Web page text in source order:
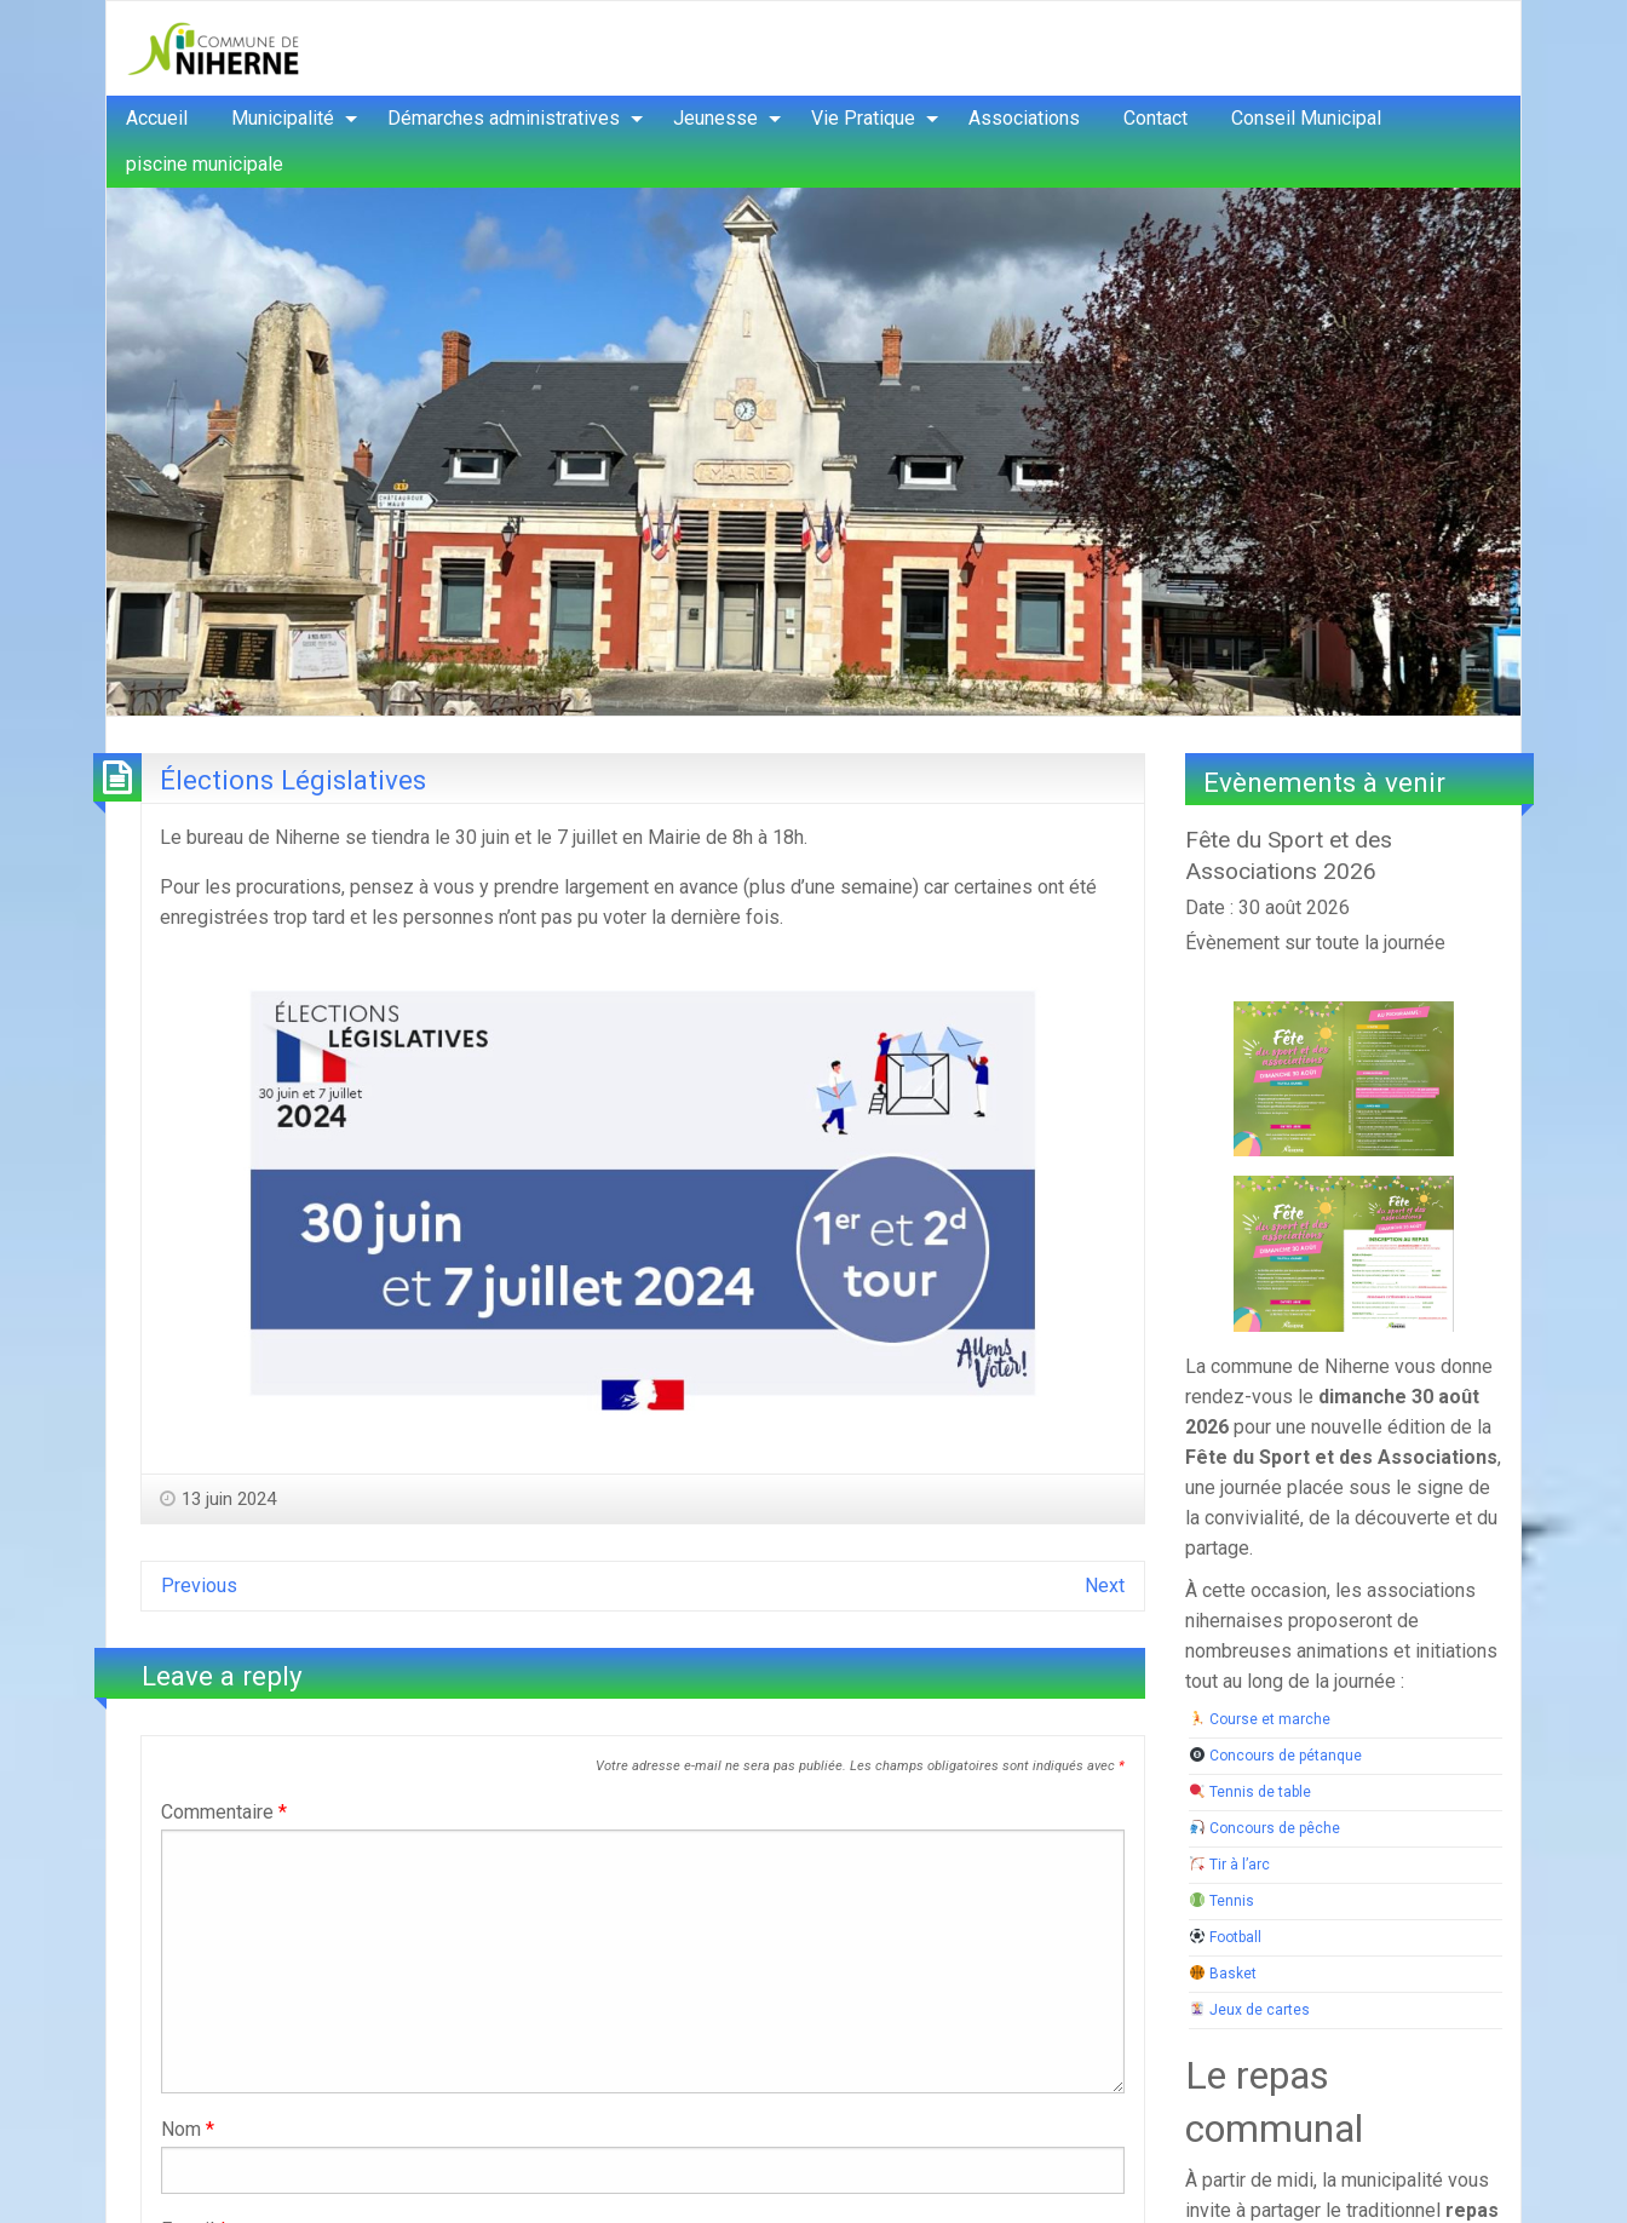
Accueil Municipalité Démarches administratives Jeunesse Vie Pratique Associations Contact Conseil Municipal
piscine municipale
Élections Législatives
Le bureau de Niherne se tiendra le 30 juin et le 7 juillet en Mairie de 8h à 18h.
Pour les procurations, pensez à vous y prendre largement en avance (plus d’une semaine) car certaines ont été
enregistrées trop tard et les personnes n’ont pas pu voter la dernière fois.
13 juin 2024
Previous Next
Leave a reply
Votre adresse e-mail ne sera pas publiée. Les champs obligatoires sont indiqués avec *
Commentaire *
Nom *
Evènements à venir
Fête du Sport et des
Associations 2026
Date : 30 août 2026
Évènement sur toute la journée
La commune de Niherne vous donne
rendez-vous le dimanche 30 août
2026 pour une nouvelle édition de la
Fête du Sport et des Associations,
une journée placée sous le signe de
la convivialité, de la découverte et du
partage.
À cette occasion, les associations
nihernaises proposeront de
nombreuses animations et initiations
tout au long de la journée :
Course et marche
Concours de pétanque
Tennis de table
Concours de pêche
Tir à l’arc
Tennis
Football
Basket
Jeux de cartes
Le repas
communal
À partir de midi, la municipalité vous
invite à partager le traditionnel repas